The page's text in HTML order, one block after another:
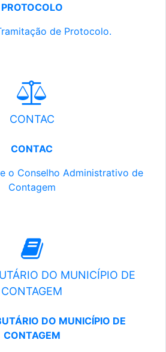
PROTOCOLO
de Protocolo.
CONTAC
CONTAC
o Conselho Administrativo de
Contagem
DO MUNICÍPIO DE
CONTAGEM
DO MUNICÍPIO DE
CONTAGEM